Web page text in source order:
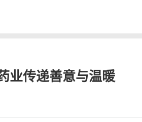
业传递善意与温暖